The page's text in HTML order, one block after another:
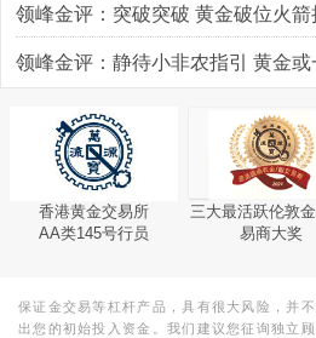
领峰金评：突破突破 黄金破位火箭
香港黄金交易所
AA类145号行员
三大最活跃伦敦
易商大奖
保证金交易等杠杆产品，具有很大风险，并
出您的初始投入资金。我们建议您征询独立